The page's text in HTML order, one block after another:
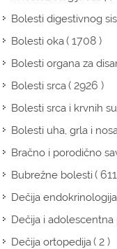
Bolesti digestivnog
Bolesti oka( 1708 )
Bolesti organa za
Bolesti srca( 2926 )
Bolesti srca i krvnih
Bolesti uha, grla i
Bračno i porodično
Bubrežne bolesti(
Dečija endokrinologija
Dečija i adolescentna
Dečija ortopedija( 2 )